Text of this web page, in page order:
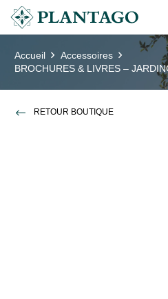
Accueil
Accessoires
BROCHURES & LIVRES –
RETOUR BOUTIQUE